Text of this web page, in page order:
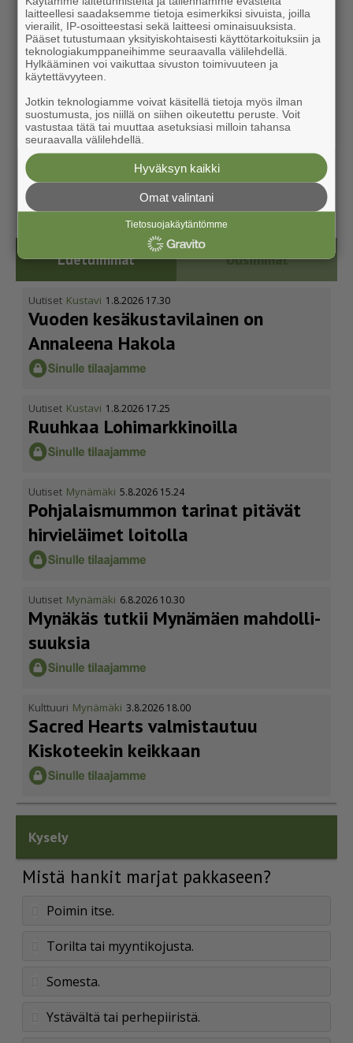
Luetuimmat Uusimmat
Uutiset Kustavi 1.8.2026 17.30
Vuoden kesäkus­ta­vi­lainen on
Annaleena Hakola
Uutiset Kustavi 1.8.2026 17.25
Ruuhkaa Lohimark­ki­noilla
Uutiset Mynämäki 5.8.2026 15.24
Pohja­lais­mummon tarinat pitävät
hirvieläimet loitolla
Uutiset Mynämäki 6.8.2026 10.30
Mynäkäs tutkii Mynämäen mahdol­li­
suuksia
Kulttuuri Mynämäki 3.8.2026 18.00
Sacred Hearts valmistautuu
Kiskoteekin keikkaan
Kysely
Mistä hankit marjat pakkaseen?
Poimin itse.
Torilta tai myyntikojusta.
Somesta.
Ystävältä tai perhepiiristä.
laitteellesi saadaksemme tietoja esimerkiksi sivuista, joilla
vierailit, IP-osoitteestasi sekä laitteesi ominaisuuksista.
Pääset tutustumaan yksityiskohtaisesti käyttötarkoituksiin ja
teknologiakumppaneihimme seuraavalla välilehdellä.
Hylkääminen voi vaikuttaa sivuston toimivuuteen ja
käytettävyyteen.
Jotkin teknologiamme voivat käsitellä tietoja myös ilman
suostumusta, jos niillä on siihen oikeutettu peruste. Voit
vastustaa tätä tai muuttaa asetuksiasi milloin tahansa
seuraavalla välilehdellä.
Hyväksyn kaikki
Omat valintani
Tietosuojakäytäntömme